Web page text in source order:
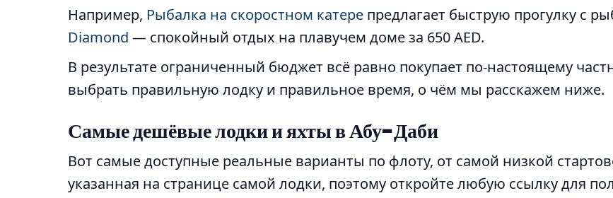
Например, Рыбалка на скоростном катере предлагает быструю прогулку с
Diamond — спокойный отдых на плавучем доме за 650 AED.
В результате ограниченный бюджет всё равно покупает по-настоящему
выбрать правильную лодку и правильное время, о чём мы расскажем ниже.
Самые дешёвые лодки и яхты в Абу-Даби
Вот самые доступные реальные варианты по флоту, от самой низкой
указанная на странице самой лодки, поэтому откройте любую ссылку для